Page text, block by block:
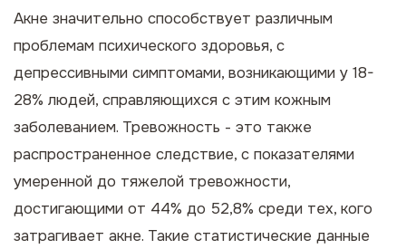
Акне значительно способствует различным
проблемам психического здоровья, с
депрессивными симптомами, возникающими у 18-
28% людей, справляющихся с этим кожным
заболеванием. Тревожность - это также
распространенное следствие, с показателями
умеренной до тяжелой тревожности,
достигающими от 44% до 52,8% среди тех, кого
затрагивает акне. Такие статистические данные